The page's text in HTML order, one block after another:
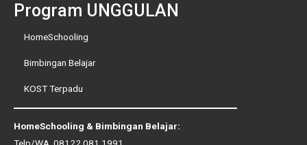
Program UNGGULAN
HomeSchooling
Bimbingan Belajar
KOST Terpadu
HomeSchooling & Bimbingan Belajar: